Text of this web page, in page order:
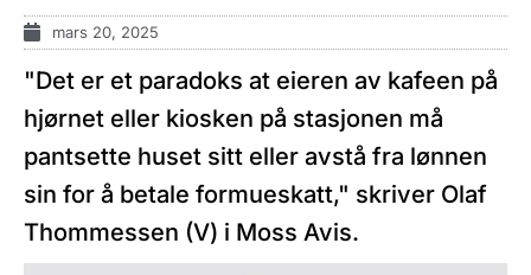
mars 20, 2025
"Det er et paradoks at eieren av kafeen på
hjørnet eller kiosken på stasjonen må
pantsette huset sitt eller avstå fra lønnen
sin for å betale formueskatt," skriver Olaf
Thommessen (V) i Moss Avis.